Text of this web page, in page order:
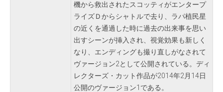
機から救出されたスコッティがエンタープ
ライズＤからシャトルで去り、ラパ植民星
の近くを通過した時に過去の出来事を思い
出すシーンが挿入され、視覚効果も新しく
なり、エンディングも撮り直しがなされて
ヴァージョン2として公開されている。ディ
レクターズ・カット作品が2014年2月14日
公開のヴァージョン1である。